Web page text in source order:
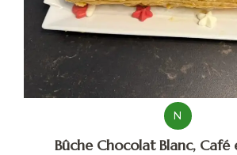
N
Bûche Chocolat Blanc,